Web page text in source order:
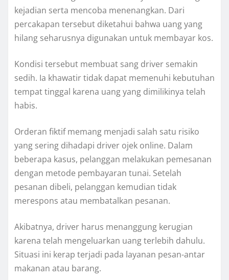
kejadian serta mencoba menenangkan. Dari
percakapan tersebut diketahui bahwa uang yang
hilang seharusnya digunakan untuk membayar kos.
Kondisi tersebut membuat sang driver semakin
sedih. Ia khawatir tidak dapat memenuhi kebutuhan
tempat tinggal karena uang yang dimilikinya telah
habis.
Orderan fiktif memang menjadi salah satu risiko
yang sering dihadapi driver ojek online. Dalam
beberapa kasus, pelanggan melakukan pemesanan
dengan metode pembayaran tunai. Setelah
pesanan dibeli, pelanggan kemudian tidak
merespons atau membatalkan pesanan.
Akibatnya, driver harus menanggung kerugian
karena telah mengeluarkan uang terlebih dahulu.
Situasi ini kerap terjadi pada layanan pesan-antar
makanan atau barang.